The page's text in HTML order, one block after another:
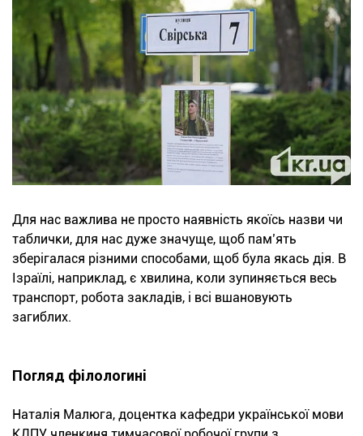
Для нас важлива не просто наявність якоїсь назви чи
таблички, для нас дуже значуще, щоб пам’ять
зберігалася різними способами, щоб була якась дія. В
Ізраїлі, наприклад, є хвилина, коли зупиняється весь
транспорт, робота закладів, і всі вшановують
загиблих.
Погляд філологині
Наталія Малюга, доцентка кафедри української мови